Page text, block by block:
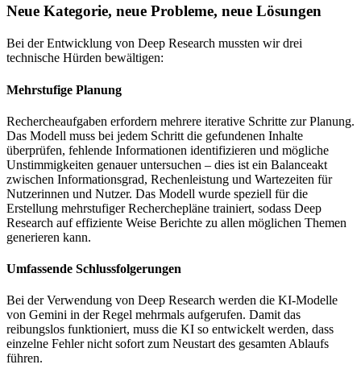
Neue Kategorie, neue Probleme, neue Lösungen
Bei der Entwicklung von Deep Research mussten wir drei
technische Hürden bewältigen:
Mehrstufige Planung
Rechercheaufgaben erfordern mehrere iterative Schritte zur Planung.
Das Modell muss bei jedem Schritt die gefundenen Inhalte
überprüfen, fehlende Informationen identifizieren und mögliche
Unstimmigkeiten genauer untersuchen – dies ist ein Balanceakt
zwischen Informationsgrad, Rechenleistung und Wartezeiten für
Nutzerinnen und Nutzer. Das Modell wurde speziell für die
Erstellung mehrstufiger Recherchepläne trainiert, sodass Deep
Research auf effiziente Weise Berichte zu allen möglichen Themen
generieren kann.
Umfassende Schlussfolgerungen
Bei der Verwendung von Deep Research werden die KI-Modelle
von Gemini in der Regel mehrmals aufgerufen. Damit das
reibungslos funktioniert, muss die KI so entwickelt werden, dass
einzelne Fehler nicht sofort zum Neustart des gesamten Ablaufs
führen.